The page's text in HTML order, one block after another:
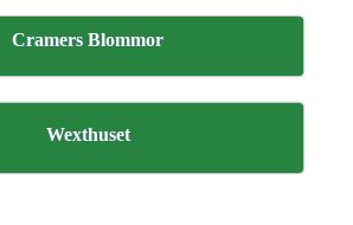
Cramers Blommor
Wexthuset